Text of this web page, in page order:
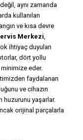
aynı zamanda
kullanılan
ve kısa devre
Merkezi,
ihtiyaç duyulan
dört yollu
eder.
faydalanan
ve cihazın
huzurunu yaşarlar.
orijinal parçalarla